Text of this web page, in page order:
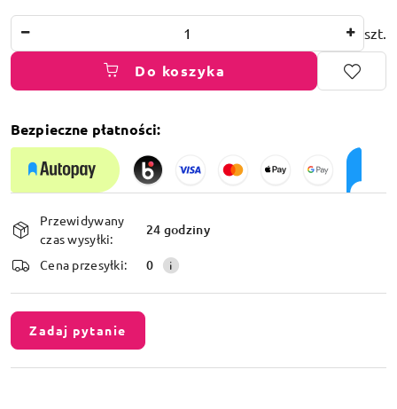
szt.
Do koszyka
Bezpieczne płatności:
Dostępność
i
dostawa
Przewidywany
czas wysyłki:
24 godziny
Cena przesyłki: 0
Zadaj pytanie